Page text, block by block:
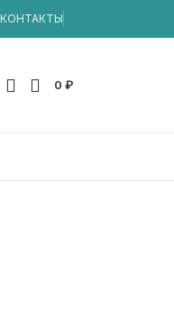
КОНТАКТЫ
0 ₽